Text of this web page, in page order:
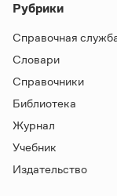
Рубрики
Справочная
Словари
Справочники
Библиотека
Журнал
Учебник
Издательство